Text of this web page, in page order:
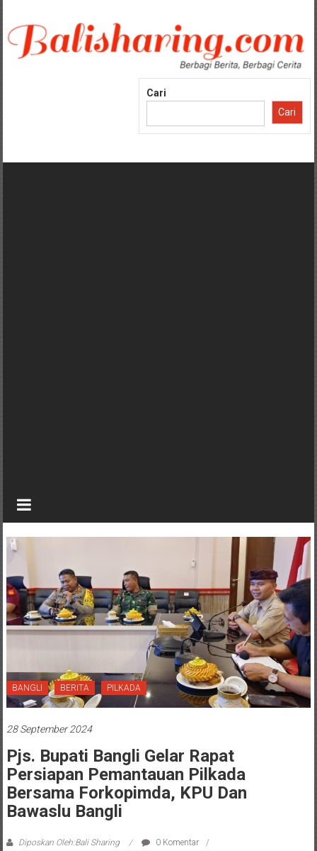
konten
Cari
Cari
BANGLI BERITA PILKADA
28 September 2024
Pjs. Bupati Bangli Gelar Rapat
Persiapan Pemantauan Pilkada
Bersama Forkopimda, KPU Dan
Bawaslu Bangli
Diposkan Oleh:Bali Sharing
0 Komentar